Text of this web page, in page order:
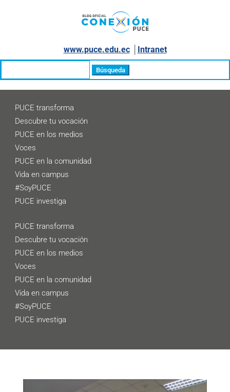
www.puce.edu.ec│ Intranet
PUCE transforma
Descubre tu vocación
PUCE en los medios
Voces
PUCE en la comunidad
Vida en campus
#SoyPUCE
PUCE investiga
PUCE transforma
Descubre tu vocación
PUCE en los medios
Voces
PUCE en la comunidad
Vida en campus
#SoyPUCE
PUCE investiga